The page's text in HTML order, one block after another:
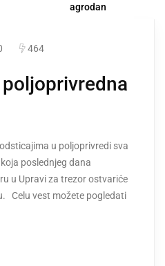
agrodan
464
u poljoprivredi sva
poslednjeg dana
u Upravi za trezor ostvariće
Celu vest možete pogledati